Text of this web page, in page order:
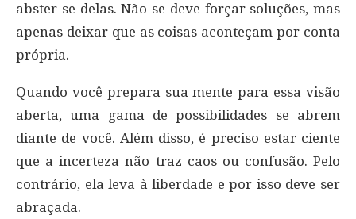
abster-se delas. Não se deve forçar soluções, mas
apenas deixar que as coisas aconteçam por conta
própria.
Quando você prepara sua mente para essa visão
aberta, uma gama de possibilidades se abrem
diante de você. Além disso, é preciso estar ciente
que a incerteza não traz caos ou confusão. Pelo
contrário, ela leva à liberdade e por isso deve ser
abraçada.